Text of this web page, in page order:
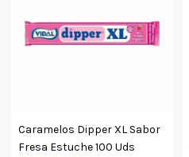
Caramelos Dipper XL Sabor
Fresa Estuche 100 Uds